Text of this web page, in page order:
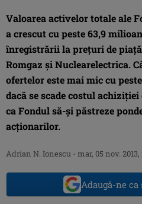
Valoarea activelor totale ale
a crescut cu peste 63,9
înregistrării la preţuri de
Romgaz şi Nuclearelectrica.
ofertelor este mai mic cu
dacă se scade costul
ca Fondul să-şi păstreze
acţionarilor.
Adrian N. Ionescu - mar, 05 nov. 2013,
Adaugă-ne ca